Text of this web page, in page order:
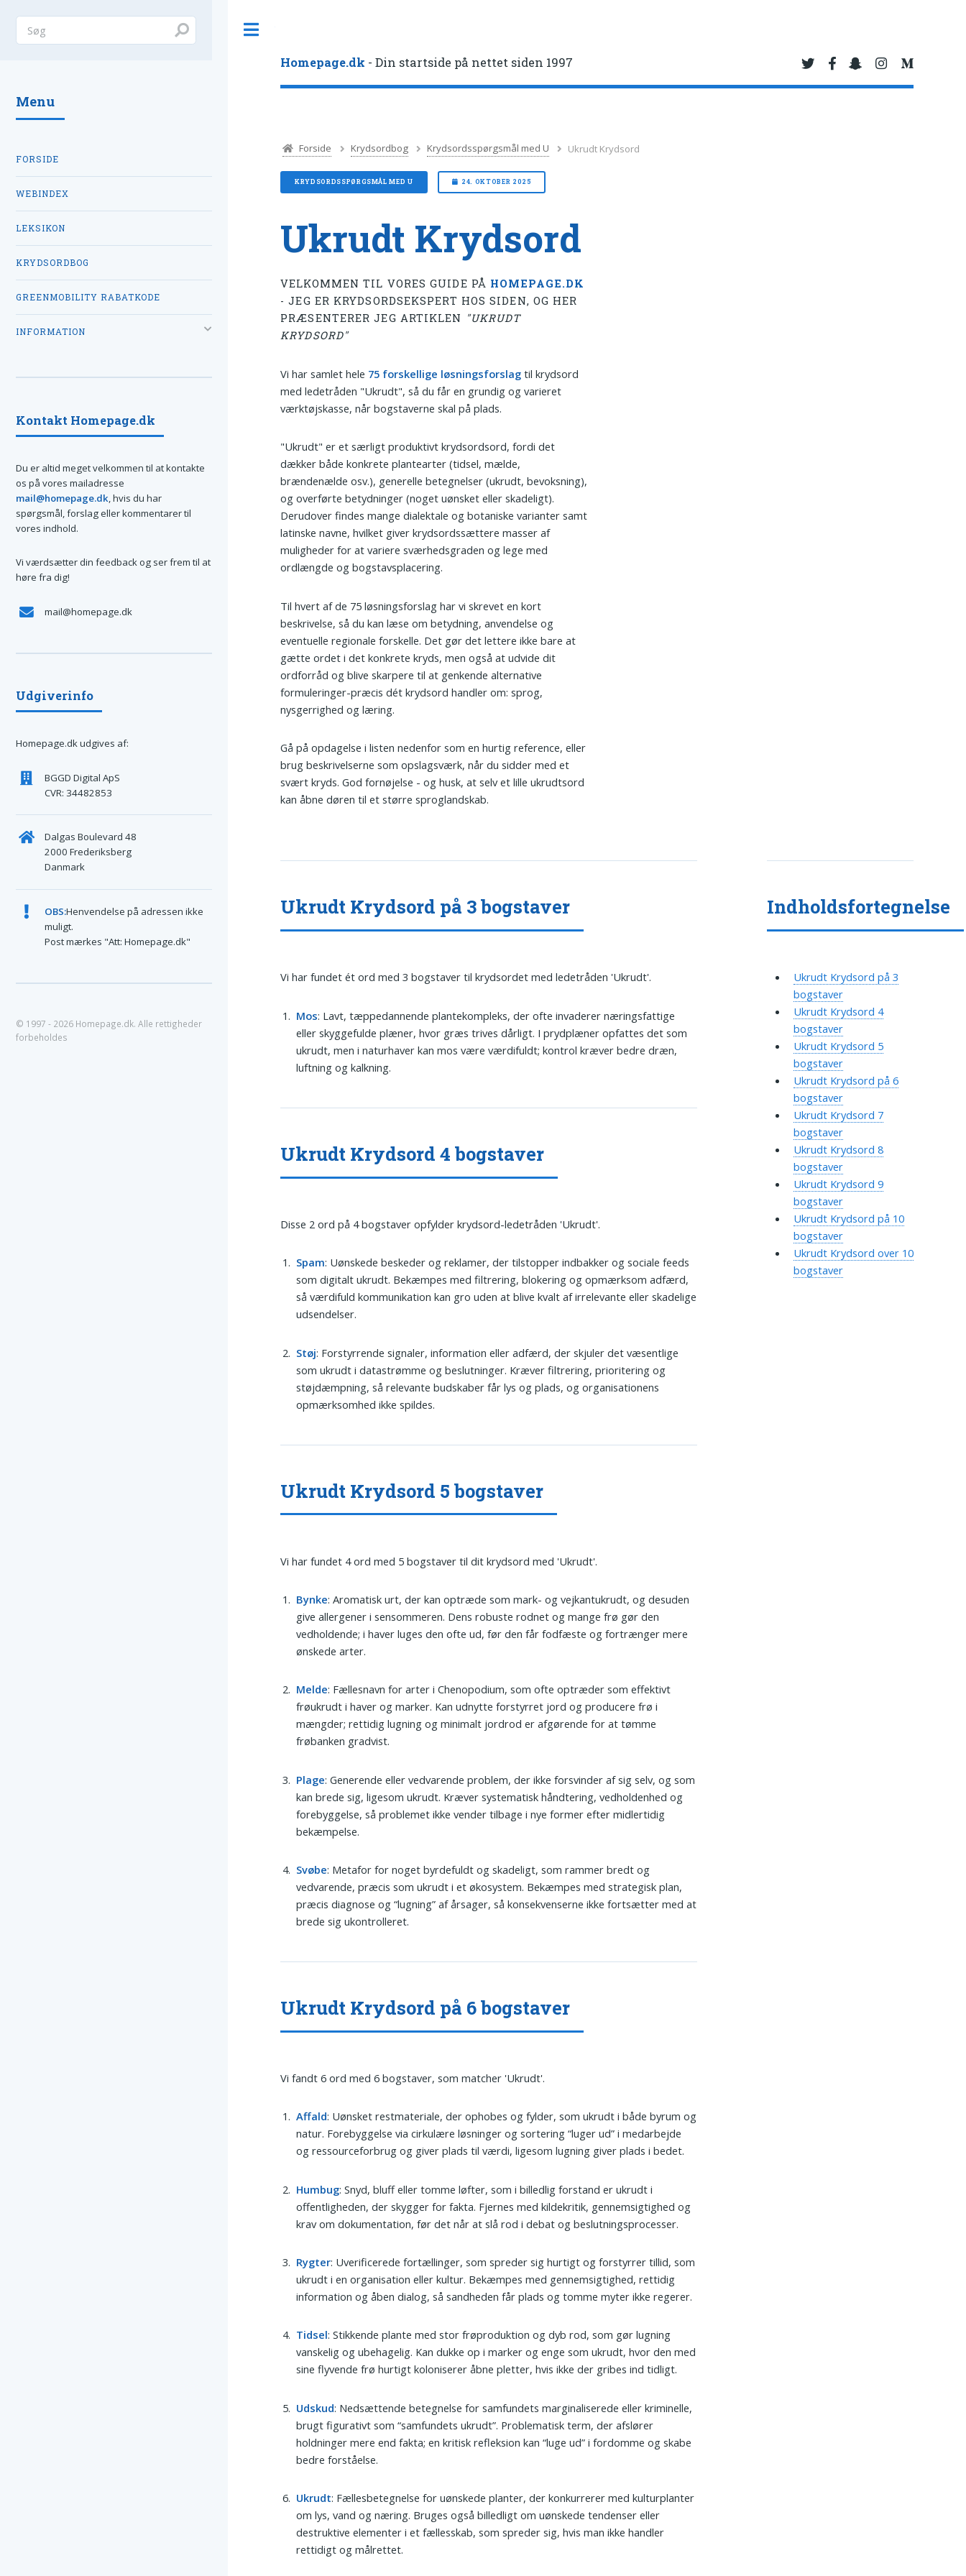
Homepage.dk - Din startside på nettet siden 1997
Forside Krydsordbog Krydsordsspørgsmål med U Ukrudt Krydsord
KRYDSORDSSPØRGSMÅL MED U 24. OKTOBER 2025
Ukrudt Krydsord
VELKOMMEN TIL VORES GUIDE PÅ HOMEPAGE.DK
- JEG ER KRYDSORDSEKSPERT HOS SIDEN, OG HER
PRÆSENTERER JEG ARTIKLEN "UKRUDT
KRYDSORD"
Vi har samlet hele 75 forskellige løsningsforslag til krydsord
med ledetråden "Ukrudt", så du får en grundig og varieret
værktøjskasse, når bogstaverne skal på plads.
"Ukrudt" er et særligt produktivt krydsordsord, fordi det
dækker både konkrete plantearter (tidsel, mælde,
brændenælde osv.), generelle betegnelser (ukrudt, bevoksning),
og overførte betydninger (noget uønsket eller skadeligt).
Derudover findes mange dialektale og botaniske varianter samt
latinske navne, hvilket giver krydsordssættere masser af
muligheder for at variere sværhedsgraden og lege med
ordlængde og bogstavsplacering.
Til hvert af de 75 løsningsforslag har vi skrevet en kort
beskrivelse, så du kan læse om betydning, anvendelse og
eventuelle regionale forskelle. Det gør det lettere ikke bare at
gætte ordet i det konkrete kryds, men også at udvide dit
ordforråd og blive skarpere til at genkende alternative
formuleringer-præcis dét krydsord handler om: sprog,
nysgerrighed og læring.
Gå på opdagelse i listen nedenfor som en hurtig reference, eller
brug beskrivelserne som opslagsværk, når du sidder med et
svært kryds. God fornøjelse - og husk, at selv et lille ukrudtsord
kan åbne døren til et større sproglandskab.
Ukrudt Krydsord på 3 bogstaver
Vi har fundet ét ord med 3 bogstaver til krydsordet med ledetråden 'Ukrudt'.
Mos: Lavt, tæppedannende plantekompleks, der ofte invaderer næringsfattige
eller skyggefulde plæner, hvor græs trives dårligt. I prydplæner opfattes det som
ukrudt, men i naturhaver kan mos være værdifuldt; kontrol kræver bedre dræn,
luftning og kalkning.
Ukrudt Krydsord 4 bogstaver
Disse 2 ord på 4 bogstaver opfylder krydsord-ledetråden 'Ukrudt'.
Spam: Uønskede beskeder og reklamer, der tilstopper indbakker og sociale feeds
som digitalt ukrudt. Bekæmpes med filtrering, blokering og opmærksom adfærd,
så værdifuld kommunikation kan gro uden at blive kvalt af irrelevante eller skadelige
udsendelser.
Støj: Forstyrrende signaler, information eller adfærd, der skjuler det væsentlige
som ukrudt i datastrømme og beslutninger. Kræver filtrering, prioritering og
støjdæmpning, så relevante budskaber får lys og plads, og organisationens
opmærksomhed ikke spildes.
Ukrudt Krydsord 5 bogstaver
Vi har fundet 4 ord med 5 bogstaver til dit krydsord med 'Ukrudt'.
Bynke: Aromatisk urt, der kan optræde som mark- og vejkantukrudt, og desuden
give allergener i sensommeren. Dens robuste rodnet og mange frø gør den
vedholdende; i haver luges den ofte ud, før den får fodfæste og fortrænger mere
ønskede arter.
Melde: Fællesnavn for arter i Chenopodium, som ofte optræder som effektivt
frøukrudt i haver og marker. Kan udnytte forstyrret jord og producere frø i
mængder; rettidig lugning og minimalt jordrod er afgørende for at tømme
frøbanken gradvist.
Plage: Generende eller vedvarende problem, der ikke forsvinder af sig selv, og som
kan brede sig, ligesom ukrudt. Kræver systematisk håndtering, vedholdenhed og
forebyggelse, så problemet ikke vender tilbage i nye former efter midlertidig
bekæmpelse.
Svøbe: Metafor for noget byrdefuldt og skadeligt, som rammer bredt og
vedvarende, præcis som ukrudt i et økosystem. Bekæmpes med strategisk plan,
præcis diagnose og “lugning” af årsager, så konsekvenserne ikke fortsætter med at
brede sig ukontrolleret.
Ukrudt Krydsord på 6 bogstaver
Vi fandt 6 ord med 6 bogstaver, som matcher 'Ukrudt'.
Affald: Uønsket restmateriale, der ophobes og fylder, som ukrudt i både byrum og
natur. Forebyggelse via cirkulære løsninger og sortering “lug­er ud” i medarbejde
og ressourceforbrug og giver plads til værdi, ligesom lugning giver plads i bedet.
Humbug: Snyd, bluff eller tomme løfter, som i billedlig forstand er ukrudt i
offentligheden, der skygger for fakta. Fjernes med kildekritik, gennemsigtighed og
krav om dokumentation, før det når at slå rod i debat og beslutningsprocesser.
Rygter: Uverificerede fortællinger, som spreder sig hurtigt og forstyrrer tillid, som
ukrudt i en organisation eller kultur. Bekæmpes med gennemsigtighed, rettidig
information og åben dialog, så sandheden får plads og tomme myter ikke regerer.
Tidsel: Stikkende plante med stor frøproduktion og dyb rod, som gør lugning
vanskelig og ubehagelig. Kan dukke op i marker og enge som ukrudt, hvor den med
sine flyvende frø hurtigt koloniserer åbne pletter, hvis ikke der gribes ind tidligt.
Udskud: Nedsættende betegnelse for samfundets marginaliserede eller kriminelle,
brugt figurativt som “samfundets ukrudt”. Problematisk term, der afslører
holdninger mere end fakta; en kritisk refleksion kan “luge ud” i fordomme og skabe
bedre forståelse.
Ukrudt: Fællesbetegnelse for uønskede planter, der konkurrerer med kulturplanter
om lys, vand og næring. Bruges også billedligt om uønskede tendenser eller
destruktive elementer i et fællesskab, som spreder sig, hvis man ikke handler
rettidigt og målrettet.
Indholdsfortegnelse
Ukrudt Krydsord på 3
bogstaver
Ukrudt Krydsord 4
bogstaver
Ukrudt Krydsord 5
bogstaver
Ukrudt Krydsord på 6
bogstaver
Ukrudt Krydsord 7
bogstaver
Ukrudt Krydsord 8
bogstaver
Ukrudt Krydsord 9
bogstaver
Ukrudt Krydsord på 10
bogstaver
Ukrudt Krydsord over 10
bogstaver
Menu
FORSIDE
WEBINDEX
LEKSIKON
KRYDSORDBOG
GREENMOBILITY RABATKODE
INFORMATION
Kontakt Homepage.dk
Du er altid meget velkommen til at kontakte
os på vores mailadresse
mail@homepage.dk, hvis du har
spørgsmål, forslag eller kommentarer til
vores indhold.
Vi værdsætter din feedback og ser frem til at
høre fra dig!
mail@homepage.dk
Udgiverinfo
Homepage.dk udgives af:
BGGD Digital ApS
CVR: 34482853
Dalgas Boulevard 48
2000 Frederiksberg
Danmark
OBS:Henvendelse på adressen ikke
muligt.
Post mærkes "Att: Homepage.dk"
© 1997 - 2026 Homepage.dk. Alle rettigheder
forbeholdes